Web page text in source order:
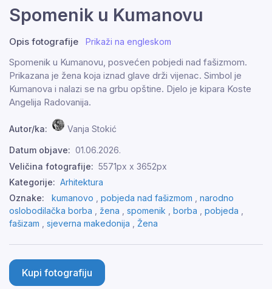
Spomenik u Kumanovu
Opis fotografije Prikaži na engleskom
Spomenik u Kumanovu, posvećen pobjedi nad fašizmom.
Prikazana je žena koja iznad glave drži vijenac. Simbol je
Kumanova i nalazi se na grbu opštine. Djelo je kipara Koste
Angelija Radovanija.
Autor/ka: Vanja Stokić
Datum objave: 01.06.2026.
Veličina fotografije: 5571px x 3652px
Kategorije: Arhitektura
Oznake:
kumanovo pobjeda nad fašizmom
narodno
oslobodilačka borba
žena spomenik borba pobjeda
fašizam
sjeverna makedonija Žena
Kupi fotografiju